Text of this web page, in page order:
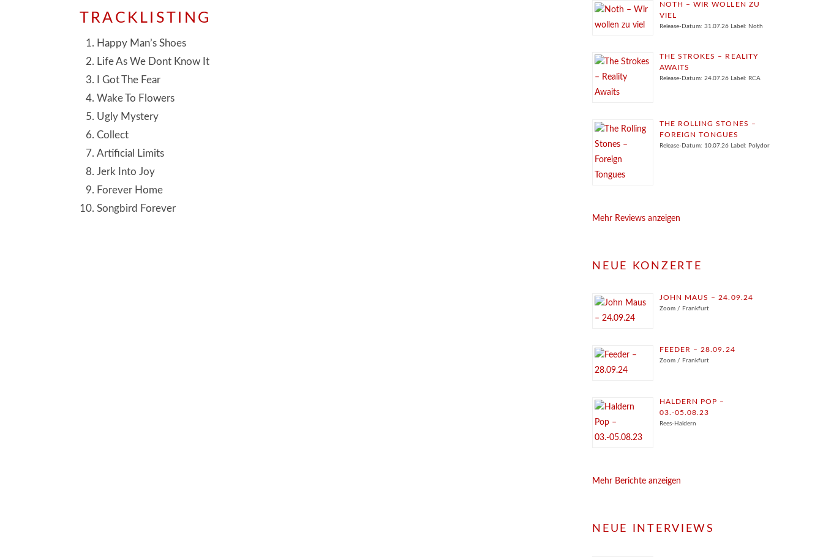
TRACKLISTING
Happy Man’s Shoes
Life As We Dont Know It
I Got The Fear
Wake To Flowers
Ugly Mystery
Collect
Artificial Limits
Jerk Into Joy
Forever Home
Songbird Forever
NOTH – WIR WOLLEN ZU
VIEL
Release-Datum: 31.07.26 Label: Noth
THE STROKES – REALITY
AWAITS
Release-Datum: 24.07.26 Label: RCA
THE ROLLING STONES –
FOREIGN TONGUES
Release-Datum: 10.07.26 Label: Polydor
Mehr Reviews anzeigen
NEUE KONZERTE
JOHN MAUS – 24.09.24
Zoom / Frankfurt
FEEDER – 28.09.24
Zoom / Frankfurt
HALDERN POP –
03.-05.08.23
Rees-Haldern
Mehr Berichte anzeigen
NEUE INTERVIEWS